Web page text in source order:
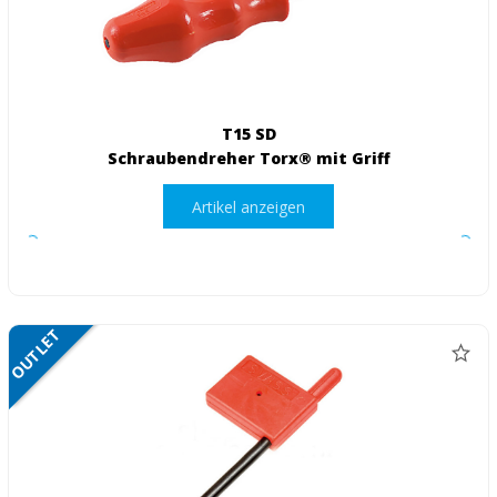
T15 SD
Schraubendreher Torx® mit Griff
Artikel anzeigen
NETTO
OUTLET